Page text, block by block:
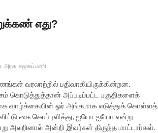
எது?
அரசு சமூகப்பணி
வரலாற்றில் பதிவாகியிருக்கின்றன.
கொடுத்துத்தான் அப்படிப்பட்ட பகுதிகளைக்
வாழ்க்கையின் ஓர் அங்கமாக எடுத்துக் கொள்ளத்
கை கொப்புளித்து, ஐயோ ஐயோ என்று
அலறினால் அன்றி இவர்கள் திருந்த மாட்டார்கள்.